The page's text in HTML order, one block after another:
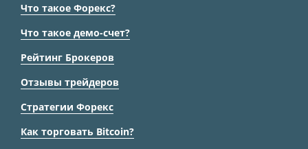
Что такое Форекс?
Что такое демо-счет?
Рейтинг Брокеров
Отзывы трейдеров
Стратегии Форекс
Как торговать Bitcoin?